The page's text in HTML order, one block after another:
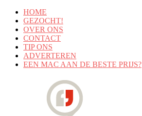
HOME
GEZOCHT!
OVER ONS
CONTACT
TIP ONS
ADVERTEREN
EEN MAC AAN DE BESTE PRIJS?